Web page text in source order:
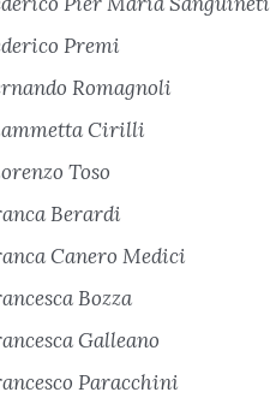
Premi
Romagnoli
Cirilli
Toso
Berardi
Canero Medici
Bozza
Galleano
Paracchini